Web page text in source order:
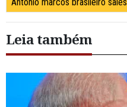
Leia também